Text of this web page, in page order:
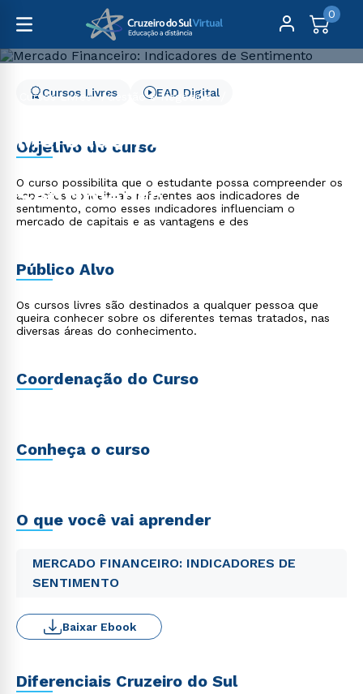
0
Cursos Livres
Gestão e Negócios
Mercado Financeiro:
Indicadores de
Sentimento
Cursos Livres EAD Digital
Objetivo do curso
O curso possibilita que o estudante possa compreender os
aspectos conceituais referentes aos indicadores de
sentimento, como esses indicadores influenciam o
mercado de capitais e as vantagens e des
Público Alvo
Os cursos livres são destinados a qualquer pessoa que
queira conhecer sobre os diferentes temas tratados, nas
diversas áreas do conhecimento.
Coordenação do Curso
Conheça o curso
O que você vai aprender
MERCADO FINANCEIRO: INDICADORES DE
SENTIMENTO
Baixar Ebook
Diferenciais Cruzeiro do Sul